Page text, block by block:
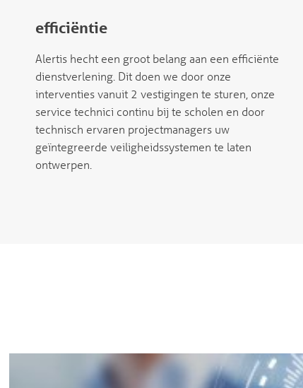
efficiëntie
Alertis hecht een groot belang aan een efficiënte
dienstverlening. Dit doen we door onze
interventies vanuit 2 vestigingen te sturen, onze
service technici continu bij te scholen en door
technisch ervaren projectmanagers uw
geïntegreerde veiligheidssystemen te laten
ontwerpen.